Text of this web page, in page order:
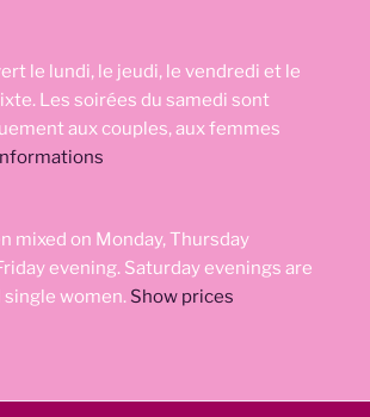
le lundi, le jeudi, le vendredi et le
Les soirées du samedi sont
aux couples, aux femmes
mixed on Monday, Thursday
evening. Saturday evenings are
women. Show prices